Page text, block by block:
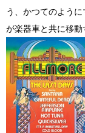
う、かつてのよう
が楽器車と共に移動